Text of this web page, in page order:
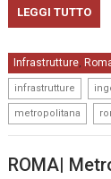
LEGGI TUTTO
Infrastrutture,
infrastrutture
metropolitana
ROMA|